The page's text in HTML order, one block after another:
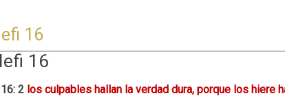
16
16
2 los culpables hallan la verdad dura, porque los hiere